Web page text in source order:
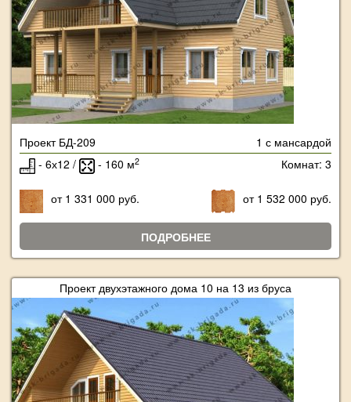
Проект БД-209
1 с мансардой
- 6х12 /
- 160 м2 Комнат: 3
от 1 331 000 руб. от 1 532 000 руб.
ПОДРОБНЕЕ
Проект двухэтажного дома 10 на 13 из бруса